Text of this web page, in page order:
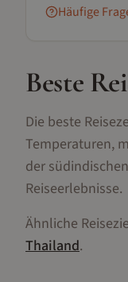
Häufige
Beste
Die beste
Temperaturen,
der
Reiseerlebnisse.
Ähnliche
Thailand.